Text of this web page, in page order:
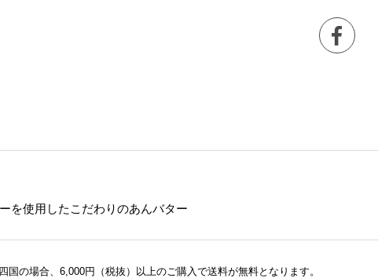
を使用したこだわりのあんバター
国の場合、6,000円（税抜）以上のご購入で送料が無料となります。